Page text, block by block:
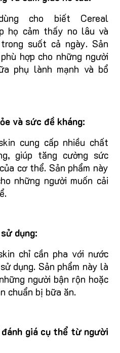
cho biết Cereal
họ cảm thấy no lâu và
suốt cả ngày. Sản
hợp cho những người
phụ lành mạnh và bổ
và sức đề kháng:
cung cấp nhiều chất
giúp tăng cường sức
cơ thể. Sản phẩm này
những người muốn cải
dụng:
chỉ cần pha với nước
dụng. Sản phẩm này là
người bận rộn hoặc
chuẩn bị bữa ăn.
giá cụ thể từ người